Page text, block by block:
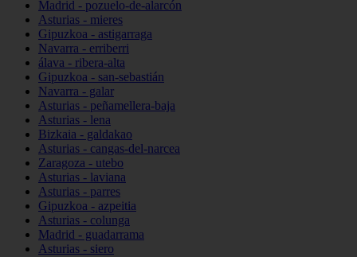
Madrid - pozuelo-de-alarcón
Asturias - mieres
Gipuzkoa - astigarraga
Navarra - erriberri
álava - ribera-alta
Gipuzkoa - san-sebastián
Navarra - galar
Asturias - peñamellera-baja
Asturias - lena
Bizkaia - galdakao
Asturias - cangas-del-narcea
Zaragoza - utebo
Asturias - laviana
Asturias - parres
Gipuzkoa - azpeitia
Asturias - colunga
Madrid - guadarrama
Asturias - siero